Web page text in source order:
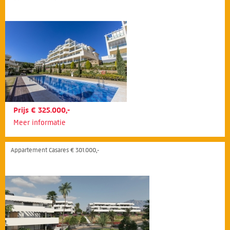
Prijs € 325.000,-
Meer informatie
Appartement Casares € 301.000,-